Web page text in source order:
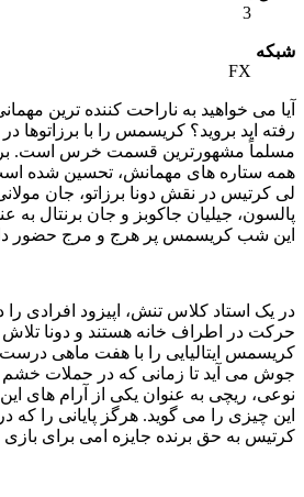
3
شبکه
FX
آیا می خواهید به ناراحت کننده ترین
رفته اید بروید؟ کریسمس را با برزاتوها
مسلماً مشهورترین قسمت خرس است.
همه ستاره های مهمانش، تحسین شده
لی کرتیس در نقش دونا برزاتو، جان
پالسون، جیلیان جاکوبز و جان برنتال به
این شب کریسمس پر هرج و مرج حضور
در یک استاد کلاس تنش، اپیزود افرادی
حرکت در اطراف خانه هستند و دونا
کریسمس ایتالیایی را با هفت ماهی
جوش می آید تا زمانی که در حملات
نوعی، ریچی به عنوان یکی از آرام های
این چیزی را می گوید. هرگز پایانی را که
کرتیس به حق برنده جایزه امی برای